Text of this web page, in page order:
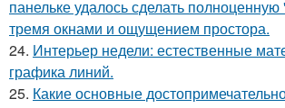
панельке удалось сделать
тремя окнами и ощущением простора.
24. Интерьер недели: естественные
графика линий.
25. Какие основные